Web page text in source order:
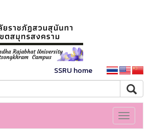
SSRU home
Toggle